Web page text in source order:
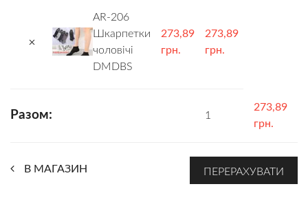
AR-206
Шкарпетки
чоловічі
DMDBS
273,89
грн.
273,89
грн.
Разом: 1
273,89
грн.
В МАГАЗИН